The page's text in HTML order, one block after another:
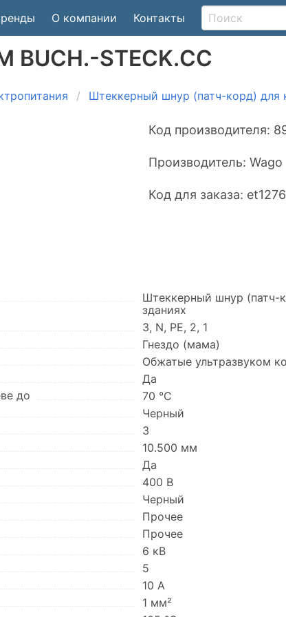
О компании Контакты
BUCH.-STECK.CC
Штеккерный шнур (патч-корд) для
Код производителя:
Производитель: Wago
Код для заказа:
Штеккерный шнур (патч-
зданиях
3, N, PE, 2, 1
Гнездо (мама)
Обжатые ультразвуком
Да
до
70 °C
Черный
3
10.500 мм
Да
400 В
Черный
Прочее
Прочее
6 кВ
5
10 А
1 мм²